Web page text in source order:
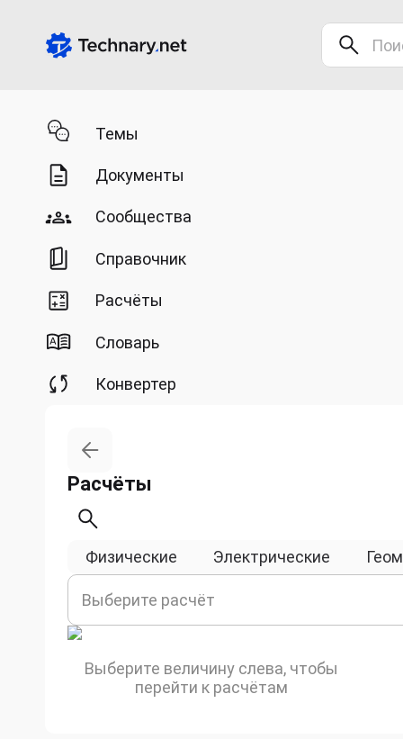
Темы
Документы
Сообщества
Справочник
Расчёты
Словарь
Конвертер
Расчёты
Физические Электрические
Выберите расчёт
Выберите величину слева, чтобы
перейти к расчётам